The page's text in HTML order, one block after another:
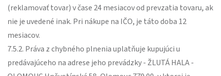
(reklamovať tovar) v čase 24 mesiacov od prevzatia tovaru, ak
nie je uvedené inak. Pri nákupe na IČO, je táto doba 12
mesiacov.
7.5.2. Práva z chybného plnenia uplatňuje kupujúci u
predávajúceho na adrese jeho prevádzky - ŽLUTÁ HALA -